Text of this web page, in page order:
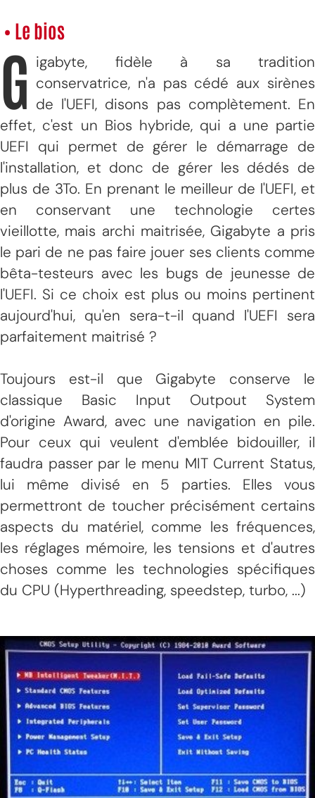
• Le bios
G igabyte, fidèle à sa tradition
conservatrice, n'a pas cédé aux sirènes
de l'UEFI, disons pas complètement. En
effet, c'est un Bios hybride, qui a une partie
UEFI qui permet de gérer le démarrage de
l'installation, et donc de gérer les dédés de
plus de 3To. En prenant le meilleur de l'UEFI, et
en conservant une technologie certes
vieillotte, mais archi maitrisée, Gigabyte a pris
le pari de ne pas faire jouer ses clients comme
bêta-testeurs avec les bugs de jeunesse de
l'UEFI. Si ce choix est plus ou moins pertinent
aujourd'hui, qu'en sera-t-il quand l'UEFI sera
parfaitement maitrisé ?
Toujours est-il que Gigabyte conserve le
classique Basic Input Outpout System
d'origine Award, avec une navigation en pile.
Pour ceux qui veulent d'emblée bidouiller, il
faudra passer par le menu MIT Current Status,
lui même divisé en 5 parties. Elles vous
permettront de toucher précisément certains
aspects du matériel, comme les fréquences,
les réglages mémoire, les tensions et d'autres
choses comme les technologies spécifiques
du CPU (Hyperthreading, speedstep, turbo, ...)